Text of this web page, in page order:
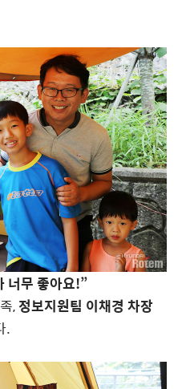
너무 좋아요!”
,정보지원팀 이채경 차장
.